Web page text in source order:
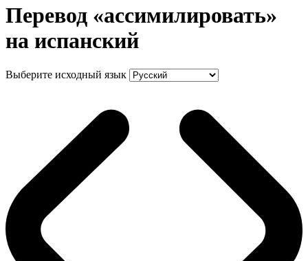
Перевод «ассимилировать»
на испанский
Выберите исходный язык